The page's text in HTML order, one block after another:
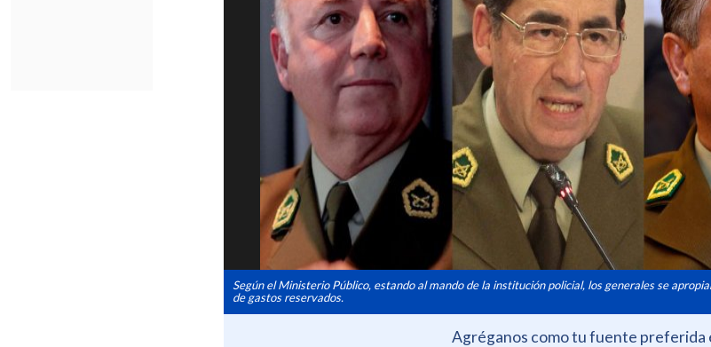
Según el Ministerio Público, estando al mando de la institución policial, los generales se
de gastos reservados.
Agréganos como tu fuente preferida